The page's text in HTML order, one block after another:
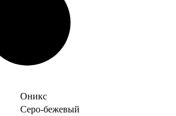
Оникс
Серо-бежевый